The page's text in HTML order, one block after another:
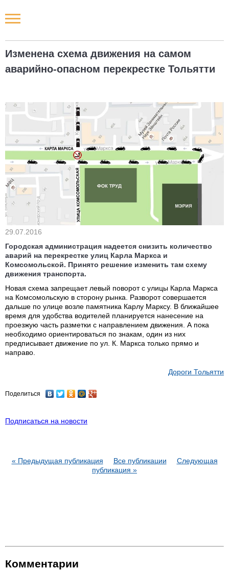
Изменена схема движения на самом
аварийно-опасном перекрестке Тольятти
29.07.2016
Городская администрация надеется снизить количество
аварий на перекрестке улиц Карла Маркса и
Комсомольской. Принято решение изменить там схему
движения транспорта.
Новая схема запрещает левый поворот с улицы Карла Маркса
на Комсомольскую в сторону рынка. Разворот совершается
дальше по улице возле памятника Карлу Марксу. В ближайшее
время для удобства водителей планируется нанесение на
проезжую часть разметки с направлением движения. А пока
необходимо ориентироваться по знакам, один из них
предписывает движение по ул. К. Маркса только прямо и
направо.
Дороги Тольятти
Поделиться
Подписаться на новости
« Предыдущая публикация Все публикации
Следующая
публикация »
Комментарии
Новости РФ
Городские новости
Наши мероприятия
Статьи